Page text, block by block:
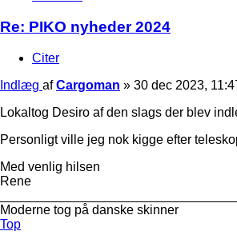
Re: PIKO nyheder 2024
Citer
Indlæg afCargoman » 30 dec 2023,
Lokaltog Desiro af den slags der blev
Personligt ville jeg nok kigge efter
Med venlig hilsen
Rene
Moderne tog på danske skinner
Top